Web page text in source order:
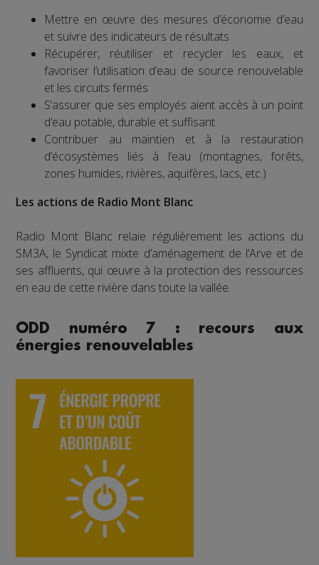
Mettre en œuvre des mesures d’économie d’eau
et suivre des indicateurs de résultats
Récupérer, réutiliser et recycler les eaux, et
favoriser l’utilisation d’eau de source renouvelable
et les circuits fermés
S’assurer que ses employés aient accès à un point
d’eau potable, durable et suffisant
Contribuer au maintien et à la restauration
d’écosystèmes liés à l’eau (montagnes, forêts,
zones humides, rivières, aquifères, lacs, etc.)
Les actions de Radio Mont Blanc
Radio Mont Blanc relaie régulièrement les actions du
SM3A, le Syndicat mixte d’aménagement de l’Arve et de
ses affluents, qui œuvre à la protection des ressources
en eau de cette rivière dans toute la vallée.
ODD numéro 7 : recours aux
énergies renouvelables